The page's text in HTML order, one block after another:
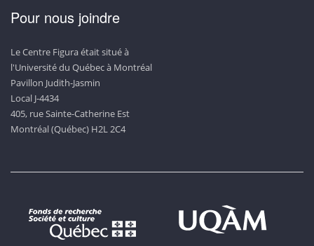
Pour nous joindre
Le Centre Figura était situé à
l'Université du Québec à Montréal
Pavillon Judith-Jasmin
Local J-4434
405, rue Sainte-Catherine Est
Montréal (Québec) H2L 2C4